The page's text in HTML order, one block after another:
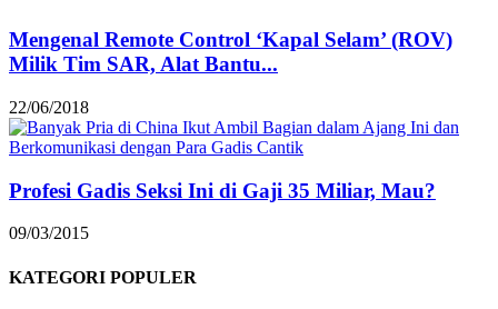
Mengenal Remote Control ‘Kapal Selam’ (ROV)
Milik Tim SAR, Alat Bantu...
22/06/2018
Profesi Gadis Seksi Ini di Gaji 35 Miliar, Mau?
09/03/2015
KATEGORI POPULER